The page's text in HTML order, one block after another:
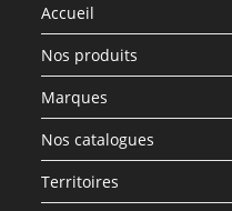
Accueil
Nos produits
Marques
Nos catalogues
Territoires